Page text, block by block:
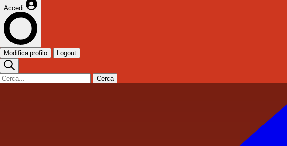
Accedi
Modifica profilo Logout
Cerca